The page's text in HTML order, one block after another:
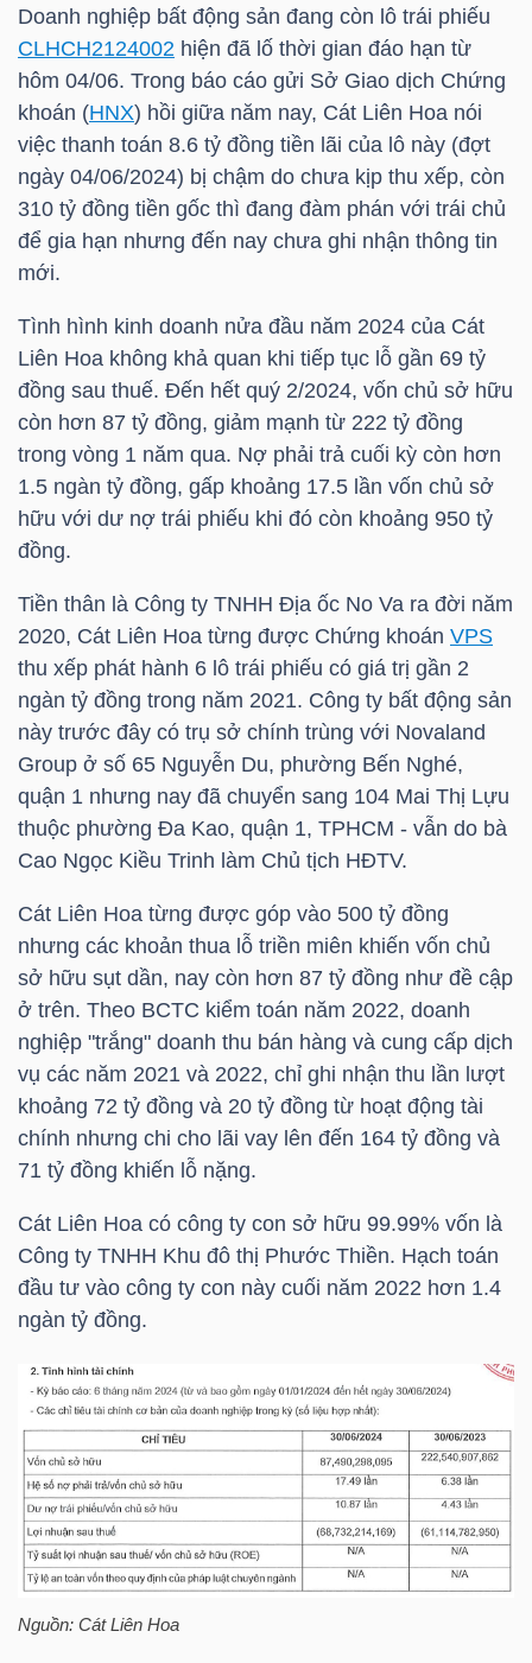
Doanh nghiệp bất động sản đang còn lô trái phiếu
CLHCH2124002 hiện đã lố thời gian đáo hạn từ
hôm 04/06. Trong báo cáo gửi Sở Giao dịch Chứng
khoán (HNX) hồi giữa năm nay, Cát Liên Hoa nói
việc thanh toán 8.6 tỷ đồng tiền lãi của lô này (đợt
ngày 04/06/2024) bị chậm do chưa kịp thu xếp, còn
310 tỷ đồng tiền gốc thì đang đàm phán với trái chủ
để gia hạn nhưng đến nay chưa ghi nhận thông tin
mới.
Tình hình kinh doanh nửa đầu năm 2024 của Cát
Liên Hoa không khả quan khi tiếp tục lỗ gần 69 tỷ
đồng sau thuế. Đến hết quý 2/2024, vốn chủ sở hữu
còn hơn 87 tỷ đồng, giảm mạnh từ 222 tỷ đồng
trong vòng 1 năm qua. Nợ phải trả cuối kỳ còn hơn
1.5 ngàn tỷ đồng, gấp khoảng 17.5 lần vốn chủ sở
hữu với dư nợ trái phiếu khi đó còn khoảng 950 tỷ
đồng.
Tiền thân là Công ty TNHH Địa ốc No Va ra đời năm
2020, Cát Liên Hoa từng được Chứng khoán VPS
thu xếp phát hành 6 lô trái phiếu có giá trị gần 2
ngàn tỷ đồng trong năm 2021. Công ty bất động sản
này trước đây có trụ sở chính trùng với Novaland
Group ở số 65 Nguyễn Du, phường Bến Nghé,
quận 1 nhưng nay đã chuyển sang 104 Mai Thị Lựu
thuộc phường Đa Kao, quận 1, TPHCM - vẫn do bà
Cao Ngọc Kiều Trinh làm Chủ tịch HĐTV.
Cát Liên Hoa từng được góp vào 500 tỷ đồng
nhưng các khoản thua lỗ triền miên khiến vốn chủ
sở hữu sụt dần, nay còn hơn 87 tỷ đồng như đề cập
ở trên. Theo BCTC kiểm toán năm 2022, doanh
nghiệp "trắng" doanh thu bán hàng và cung cấp dịch
vụ các năm 2021 và 2022, chỉ ghi nhận thu lần lượt
khoảng 72 tỷ đồng và 20 tỷ đồng từ hoạt động tài
chính nhưng chi cho lãi vay lên đến 164 tỷ đồng và
71 tỷ đồng khiến lỗ nặng.
Cát Liên Hoa có công ty con sở hữu 99.99% vốn là
Công ty TNHH Khu đô thị Phước Thiền. Hạch toán
đầu tư vào công ty con này cuối năm 2022 hơn 1.4
ngàn tỷ đồng.
Nguồn: Cát Liên Hoa
THẾ
GIỚI
ĐÔNG
DƯƠNG
CÁ
NHÂN
PHÂN
VIETSTOCKFINANCE
VĨ
MÔ
NGÀNH
DOANH
NGHIỆP
CỔ
PHÁI
SINH
PHIẾU
CÔNG
CỤ